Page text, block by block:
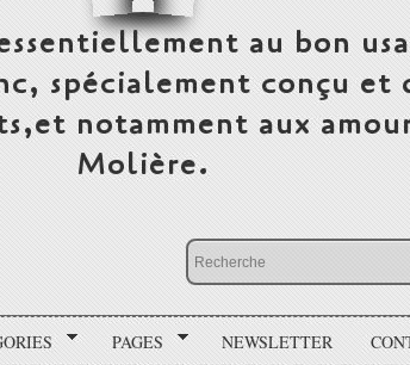
au bon
spécialement conçu et
notamment aux
Molière.
PAGES NEWSLETTER